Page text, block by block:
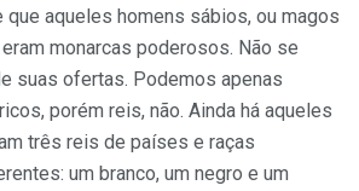
aqueles homens sábios, ou magos
eram monarcas poderosos. Não se
suas ofertas. Podemos apenas
porém reis, não. Ainda há aqueles
três reis de países e raças
um branco, um negro e um